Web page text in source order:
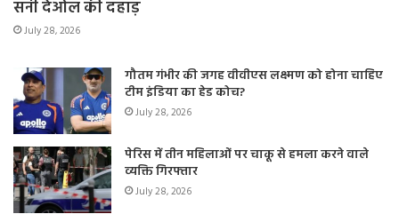
सनी देओल की दहाड़
July 28, 2026
गौतम गंभीर की जगह वीवीएस लक्ष्मण को होना चाहिए
टीम इंडिया का हेड कोच?
July 28, 2026
पेरिस में तीन महिलाओं पर चाकू से हमला करने वाले
व्यक्ति गिरफ्तार
July 28, 2026